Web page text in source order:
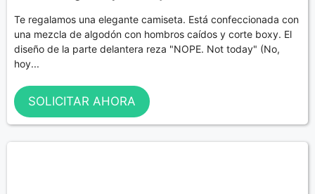
Te regalamos una elegante camiseta. Está confeccionada con
una mezcla de algodón con hombros caídos y corte boxy. El
diseño de la parte delantera reza "NOPE. Not today" (No,
hoy...
SOLICITAR AHORA